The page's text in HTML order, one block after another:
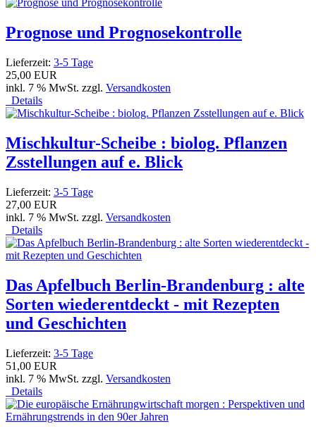
Prognose und Prognosekontrolle
Lieferzeit: 3-5 Tage
25,00 EUR
inkl. 7 % MwSt. zzgl. Versandkosten
Details
Mischkultur-Scheibe : biolog. Pflanzen
Zsstellungen auf e. Blick
Lieferzeit: 3-5 Tage
27,00 EUR
inkl. 7 % MwSt. zzgl. Versandkosten
Details
Das Apfelbuch Berlin-Brandenburg : alte
Sorten wiederentdeckt - mit Rezepten
und Geschichten
Lieferzeit: 3-5 Tage
51,00 EUR
inkl. 7 % MwSt. zzgl. Versandkosten
Details